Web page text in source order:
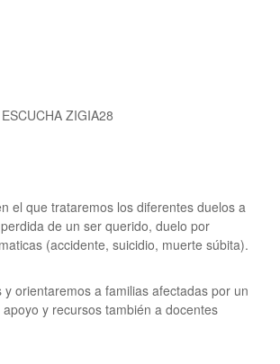
ZIGIA28
el que trataremos los diferentes duelos a
de un ser querido, duelo por
(accidente, suicidio, muerte súbita).
orientaremos a familias afectadas por un
y recursos también a docentes